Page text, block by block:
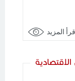
المزيد